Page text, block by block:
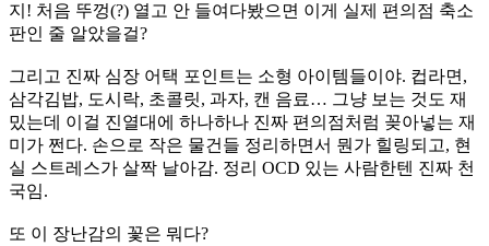
지! 처음 뚜껑(?) 열고 안 들여다봤으면 이게 실제 편의점 축소
판인 줄 알았을걸?
그리고 진짜 심장 어택 포인트는 소형 아이템들이야. 컵라면,
삼각김밥, 도시락, 초콜릿, 과자, 캔 음료… 그냥 보는 것도 재
밌는데 이걸 진열대에 하나하나 진짜 편의점처럼 꽂아넣는 재
미가 쩐다. 손으로 작은 물건들 정리하면서 뭔가 힐링되고, 현
실 스트레스가 살짝 날아감. 정리 OCD 있는 사람한텐 진짜 천
국임.
또 이 장난감의 꽃은 뭐다?